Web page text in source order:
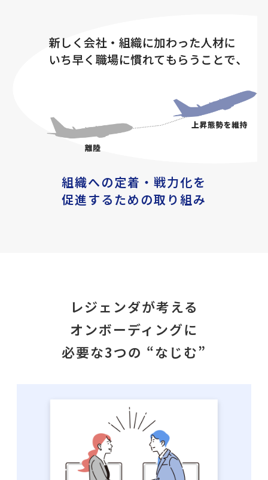
組織への定着・戦力化を
促進するための取り組み
レジェンダが考える
オンボーディングに
必要な3つの “なじむ”